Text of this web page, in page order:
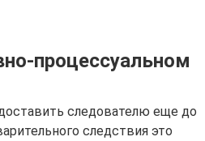
процессуальном
следователю еще до
следствия это